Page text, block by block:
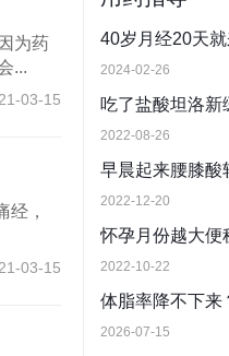
为药
...
03-15
经，
03-15
40岁月经20天
2024-02-26
2022-08-26
2022-12-20
2022-10-22
2026-07-15